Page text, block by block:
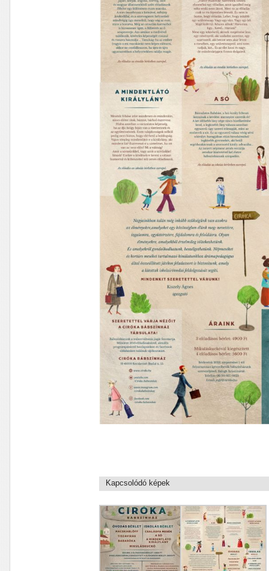
Kapcsolódó képek